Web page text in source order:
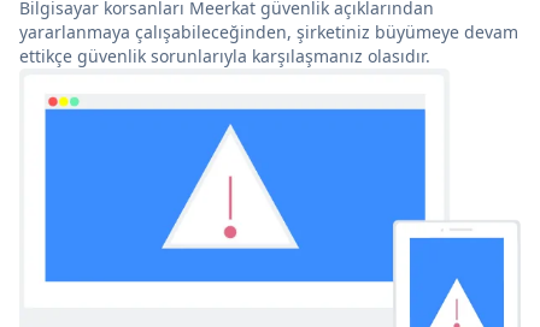
Bilgisayar korsanları Meerkat güvenlik açıklarından
yararlanmaya çalışabileceğinden, şirketiniz büyümeye devam
ettikçe güvenlik sorunlarıyla karşılaşmanız olasıdır.